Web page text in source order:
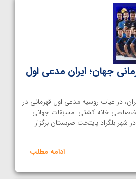
جهان؛ ایران مدعی اول
در غیاب روسیه مدعی اول قهرمانی در
خانه کشتی- مسابقات جهانی
بلگراد پایتخت صربستان برگزار
ادامه مطلب